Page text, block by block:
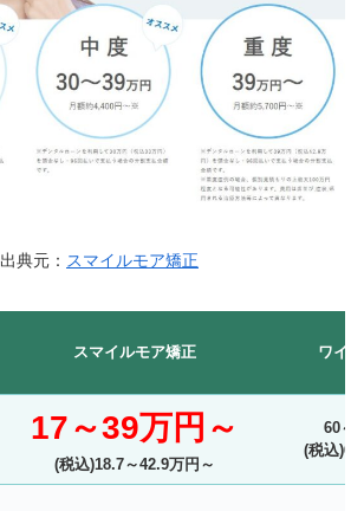
出典元： スマイルモア矯正
スマイルモア矯正 ワイ
17～39万円～
(税込)18.7～42.9万円～
60～
(税込